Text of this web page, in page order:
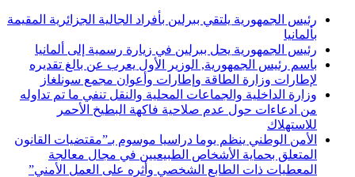
رئيس الجمهورية يلتقي ببرلين بأفراد الجالية الجزائرية المقيمة
بألمانيا
رئيس الجمهورية يحل ببرلين في زيارة رسمية إلى ألمانيا
باسم رئيس الجمهورية, الوزير الأول يعرب عن بالغ تقديره
لإطارات وزارة الطاقة وإطارات وأعوان مجمع سونلغاز
وزارة الداخلية والجماعات المحلية والنقل تنفي ما تم تداوله
من ادعاءات حول عدم صلاحية فاكهة البطيخ الأحمر
للاستهلاك
الأمن الوطني ينظم يوما دراسيا موسوم بـ”مقتضيات القانون
المتعلق بحماية الأشخاص الطبيعيين في مجال معالجة
المعطيات ذات الطابع الشخصي وأثره على العمل الأمني”